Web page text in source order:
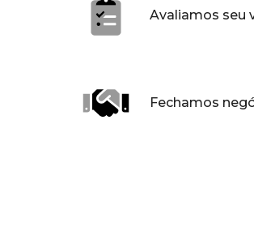
Avaliamos seu
Fechamos